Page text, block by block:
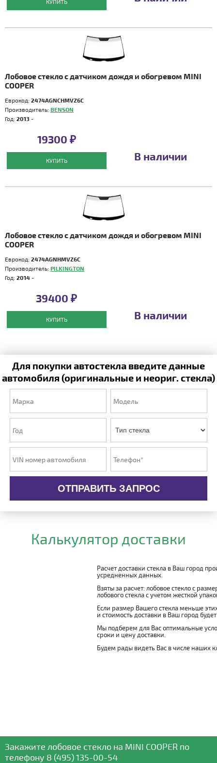
КУПИТЬ
Лобовое стекло с датчиком дождя и обогревом MINI
COOPER
Еврокод: 2474AGNCHMVZ6C
Производитель: BENSON
Год: 2013 -
19300 ₽
КУПИТЬ В наличии
Лобовое стекло с датчиком дождя и обогревом MINI
COOPER
Еврокод: 2474AGNHMVZ6C
Производитель: PILKINGTON
Год: 2014 -
39400 ₽
КУПИТЬ В наличии
Для покупки автостекла введите данные
автомобиля (оригинальные и неориг. стекла)
ОТПРАВИТЬ ЗАПРОС
Калькулятор доставки
Расчет доставки стекла в Ваш город
усредненных данных.
Взяты за расчет: лобовое стекло с
лобового стекла с учетом жесткой
Если размер Вашего стекла меньше
и стоимость доставки в Ваш город
Мы подберем для Вас оптимальные
сроки и цену доставки.
Будем рады видеть Вас в числе наших
Закажите лобовое стекло на MINI COOPER по
телефону 8 (495) 135-00-54